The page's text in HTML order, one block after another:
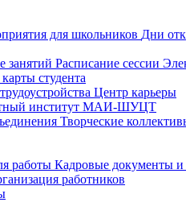
для школьников Дни
занятий Расписание сессии
студента
Центр карьеры
институт МАИ-ШУЦТ
Творческие
работы Кадровые документы и
работников